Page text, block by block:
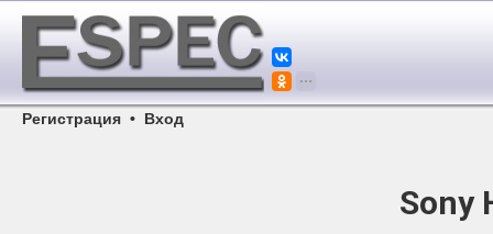
Регистрация • Вход
Sony